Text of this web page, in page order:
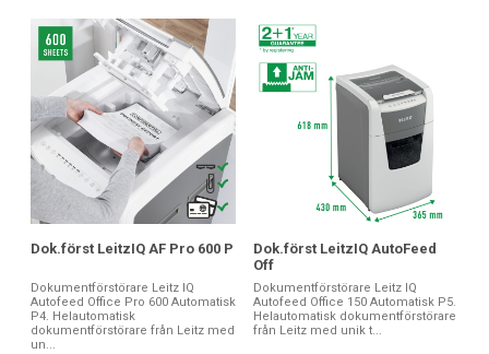
Dok.först LeitzIQ AF Pro 600 P
Dokumentförstörare Leitz IQ
Autofeed Office Pro 600 Automatisk
P4. Helautomatisk
dokumentförstörare från Leitz med
un...
Dok.först LeitzIQ AutoFeed
Off
Dokumentförstörare Leitz IQ
Autofeed Office 150 Automatisk P5.
Helautomatisk dokumentförstörare
från Leitz med unik t...